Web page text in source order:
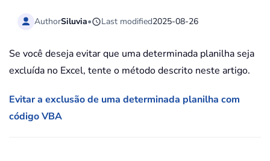
AuthorSiluvia• Last modified2025-08-26
Se você deseja evitar que uma determinada planilha seja
excluída no Excel, tente o método descrito neste artigo.
Evitar a exclusão de uma determinada planilha com
código VBA